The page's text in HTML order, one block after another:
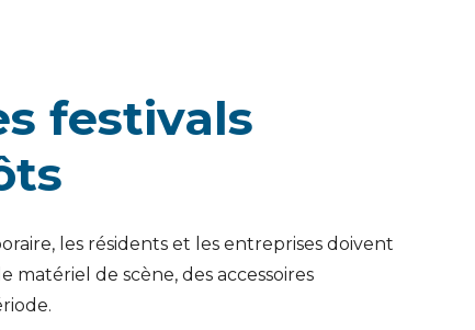
festivals
les résidents et les entreprises doivent
de scène, des accessoires